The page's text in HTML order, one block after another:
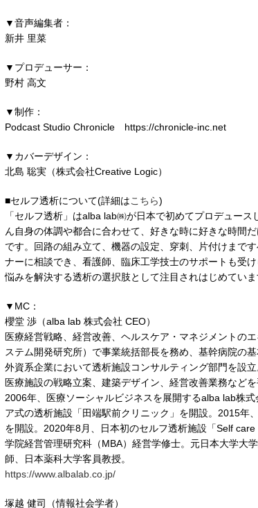
▼音声編集者：
新井 里菜
▼プロデューサー：
野村 高文
▼制作：
Podcast Studio Chronicle https://chronicle-inc.net
▼カバーデザイン：
北島 聡実（株式会社Creative Logic）
■セルフ透析について(詳細はこちら)
「セルフ透析」はalba lab㈱が日本で初めてプロデュー
ん自身の体調や都合に合わせて、好きな時に好きな時間
です。回路の組み立て、機器の設定、穿刺、片付けまで
ナーに相談でき、看護師、臨床工学技士のサポートも受
悩みを解決する透析の選択肢として注目されはじめていま
▼MC：
櫻堂 渉（alba lab 株式会社 CEO）
医療経営戦略、経営改善、ヘルスケア・マネジメントの
ステム開発研究所）で事業統括部長を務め、基幹病院の
外資系企業において透析施設コンサルティング部門を設
医療施設の戦略立案、建築デザイン、経営改善業務など
2006年、医療ソーシャルビジネスを展開するalba lab株
ア式の透析施設「田端駅前クリニック」を開設。2015年
を開設。2020年8月、日本初のセルフ透析施設「Self
学院経営管理研究科（MBA）経営学修士。元日本大学大
師、日本薬科大学客員教授。
https://www.albalab.co.jp/
塚越 健司（情報社会学者）